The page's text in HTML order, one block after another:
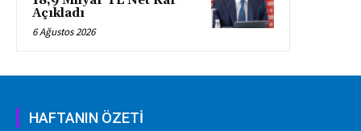
Açıkladı
6 Ağustos 2026
HAFTANIN ÖZETİ